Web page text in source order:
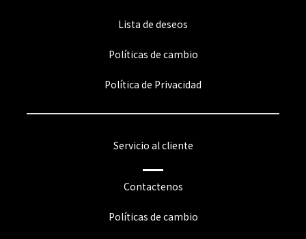
Lista de deseos
Políticas de cambio
Política de Privacidad
Servicio al cliente
Contactenos
Políticas de cambio